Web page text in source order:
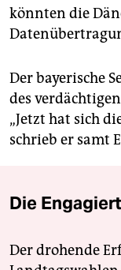
könnten die
Der bayerische
des
„Jetzt hat sich
schrieb er samt
Die
Der drohende